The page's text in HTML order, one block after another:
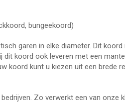
bungeekoord)
garen in elke diameter. Dit koord
dit koord ook leveren met een
koord kunt u kiezen uit een brede
Zo verwerkt een van onze